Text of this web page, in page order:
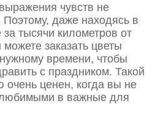
чувств не
даже находясь в
тысячи километров от
заказать цветы
времени, чтобы
с праздником. Такой
очень ценен, когда вы не
в важные для